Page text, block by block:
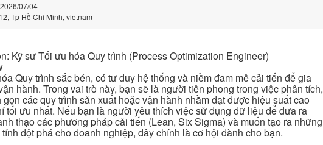
07/04
Tp Hồ Chí Minh, vietnam
Kỹ sư Tối ưu hóa Quy trình (Process Optimization Engineer)
Quy trình sắc bén, có tư duy hệ thống và niềm đam mê cải tiến để gia
hành. Trong vai trò này, bạn sẽ là người tiên phong trong việc phân tích,
gọn các quy trình sản xuất hoặc vận hành nhằm đạt được hiệu suất cao
tối ưu nhất. Nếu bạn là người yêu thích việc sử dụng dữ liệu để đưa ra
thạo các phương pháp cải tiến (Lean, Six Sigma) và muốn tạo ra những
đột phá cho doanh nghiệp, đây chính là cơ hội dành cho bạn.